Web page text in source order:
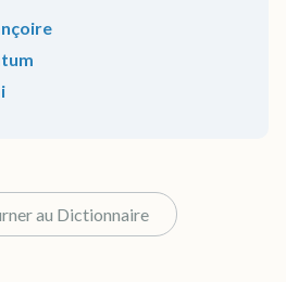
au Dictionnaire